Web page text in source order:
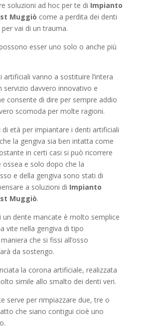
soluzioni ad hoc per te di Impianto
Muggiò come a perdita dei denti
per vai di un trauma.
esser uno solo o anche più
artificiali vanno a sostituire l’intera
servizio davvero innovativo e
consente di dire per sempre addio
scomoda per molte ragioni.
età per impiantare i denti artificiali
la gengiva sia ben intatta come
in certi casi si può ricorrere
ossea e solo dopo che la
e della gengiva sono stati di
a soluzioni di Impianto
Muggiò.
un dente mancate è molto semplice
vite nella gengiva di tipo
che si fissi all’osso
da sostengo.
la corona artificiale, realizzata
simile allo smalto dei denti veri.
serve per rimpiazzare due, tre o
che siano contigui cioè uno